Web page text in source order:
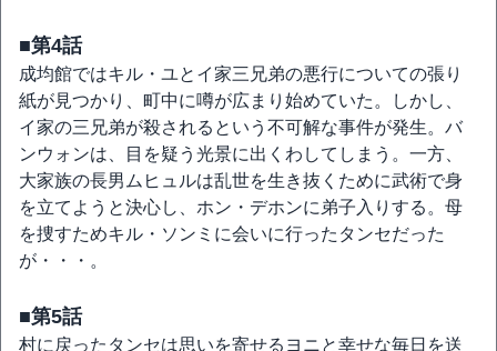
■第4話
成均館ではキル・ユとイ家三兄弟の悪行についての張り
紙が見つかり、町中に噂が広まり始めていた。しかし、
イ家の三兄弟が殺されるという不可解な事件が発生。バ
ンウォンは、目を疑う光景に出くわしてしまう。一方、
大家族の長男ムヒュルは乱世を生き抜くために武術で身
を立てようと決心し、ホン・デホンに弟子入りする。母
を捜すためキル・ソンミに会いに行ったタンセだった
が・・・。
■第5話
村に戻ったタンセは思いを寄せるヨニと幸せな毎日を送